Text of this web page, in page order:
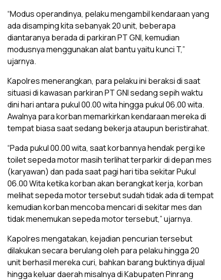
“Modus operandinya, pelaku mengambil kendaraan yang
ada disamping kita sebanyak 20 unit, beberapa
diantaranya berada di parkiran PT GNI, kemudian
modusnya menggunakan alat bantu yaitu kunci T,”
ujarnya.
Kapolres menerangkan, para pelaku ini beraksi di saat
situasi di kawasan parkiran PT GNI sedang sepih waktu
dini hari antara pukul 00.00 wita hingga pukul 06.00 wita.
Awalnya para korban memarkirkan kendaraan mereka di
tempat biasa saat sedang bekerja ataupun beristirahat.
“Pada pukul 00.00 wita, saat korbannya hendak pergi ke
toilet sepeda motor masih terlihat terparkir di depan mes
(karyawan) dan pada saat pagi hari tiba sekitar Pukul
06.00 Wita ketika korban akan berangkat kerja, korban
melihat sepeda motor tersebut sudah tidak ada di tempat
kemudian korban mencoba mencari di sekitar mes dan
tidak menemukan sepeda motor tersebut,” ujarnya.
Kapolres mengatakan, kejadian pencurian tersebut
dilakukan secara berulang oleh para pelaku hingga 20
unit berhasil mereka curi, bahkan barang buktinya dijual
hingga keluar daerah misalnya di Kabupaten Pinrang